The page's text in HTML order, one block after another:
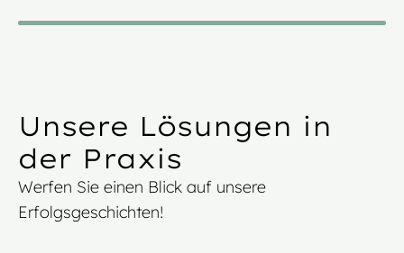
Unsere Lösungen in
der Praxis
Werfen Sie einen Blick auf unsere
Erfolgsgeschichten!